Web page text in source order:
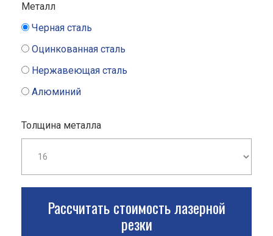
Металл
Черная сталь
Оцинкованная сталь
Нержавеющая сталь
Алюминий
Толщина металла
Рассчитать стоимость лазерной
резки